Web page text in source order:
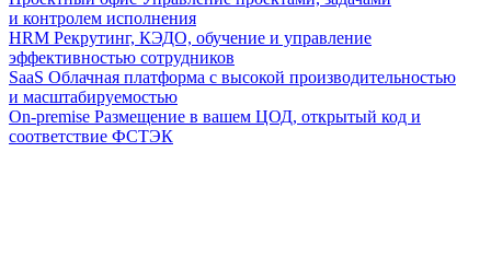
и контролем исполнения
HRM Рекрутинг, КЭДО, обучение и управление
эффективностью сотрудников
SaaS Облачная платформа с высокой производительностью
и масштабируемостью
On-premise Размещение в вашем ЦОД, открытый код и
соответствие ФСТЭК